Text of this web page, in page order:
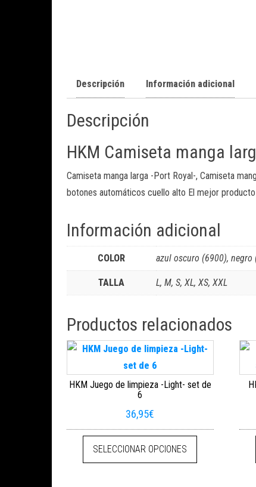
Descripción Información adicional
Descripción
HKM Camiseta manga
Camiseta manga larga -Port Royal-, Camiseta
botones automáticos cuello alto El mejor
Información adicional
COLOR azul oscuro (6900), negro
TALLA L, M, S, XL, XS, XXL
Productos relacionados
HKM Juego de limpieza -Light- set de
6
36,95€
SELECCIONAR OPCIONES
Este producto